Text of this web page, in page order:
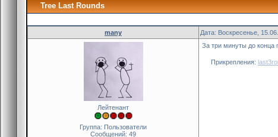
Tree Last Rounds
many Дата: Воскресенье,
Лейтенант
Группа: Пользователи
Сообщений: 49
За три минуты до конца
Прикрепления: